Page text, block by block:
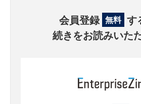
会員登録 無料 す
続きをお読みいた